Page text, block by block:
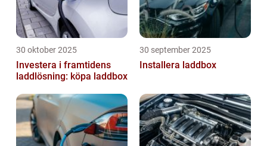
30 oktober 2025
Investera i framtidens
laddlösning: köpa laddbox
30 september 2025
Installera laddbox